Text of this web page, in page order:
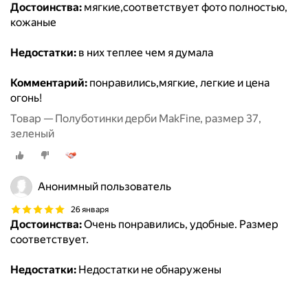
Достоинства: мягкие,соответствует фото полностью,
кожаные
Недостатки: в них теплее чем я думала
Комментарий: понравились,мягкие, легкие и цена
огонь!
Товар — Полуботинки дерби MakFine, размер 37,
зеленый
Анонимный пользователь
26 января
Достоинства:Очень понравились, удобные. Размер
соответствует.
Недостатки: Недостатки не обнаружены